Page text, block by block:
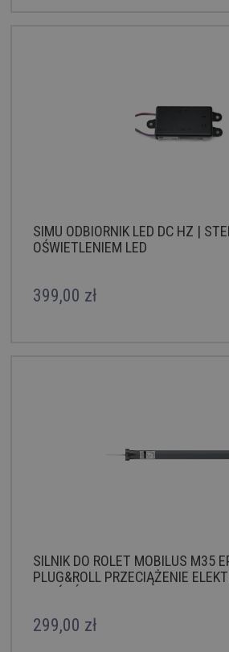
SIMU ODBIORNIK LED DC HZ |
OŚWIETLENIEM LED
399,00 zł
SILNIK DO ROLET MOBILUS M35
PLUG&ROLL PRZECIĄŻENIE
299,00 zł